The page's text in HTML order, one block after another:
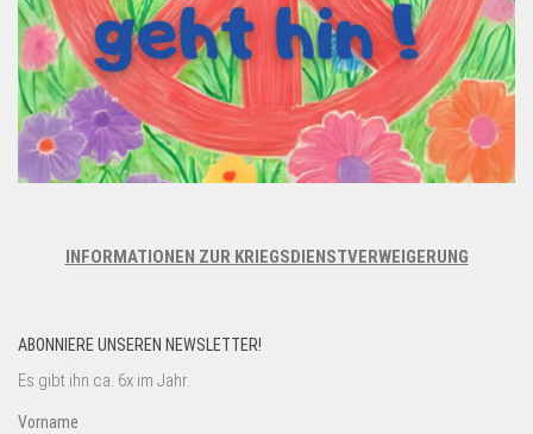
INFORMATIONEN ZUR KRIEGSDIENSTVERWEIGERUNG
ABONNIERE UNSEREN NEWSLETTER!
Es gibt ihn ca. 6x im Jahr.
Vorname